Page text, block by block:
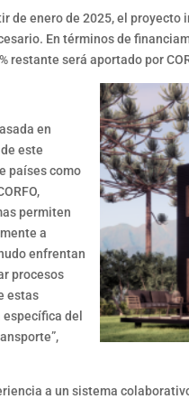
de enero de 2025, el proyecto
En términos de
restante será aportado por
en
este
países como
permiten
a
enfrentan
procesos
estas
del
a un sistema